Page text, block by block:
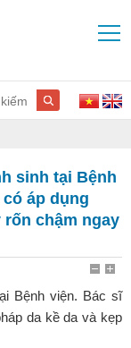
sinh tại Bệnh
áp dụng
rốn chậm ngay
Bệnh viện. Bác sĩ
da kề da và kẹp